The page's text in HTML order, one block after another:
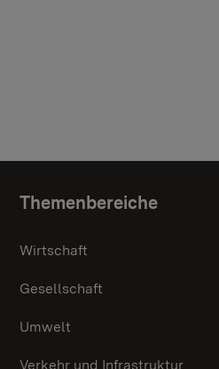
Themenbereiche
Wirtschaft
Gesellschaft
Umwelt
Verkehr und Infrastruktur